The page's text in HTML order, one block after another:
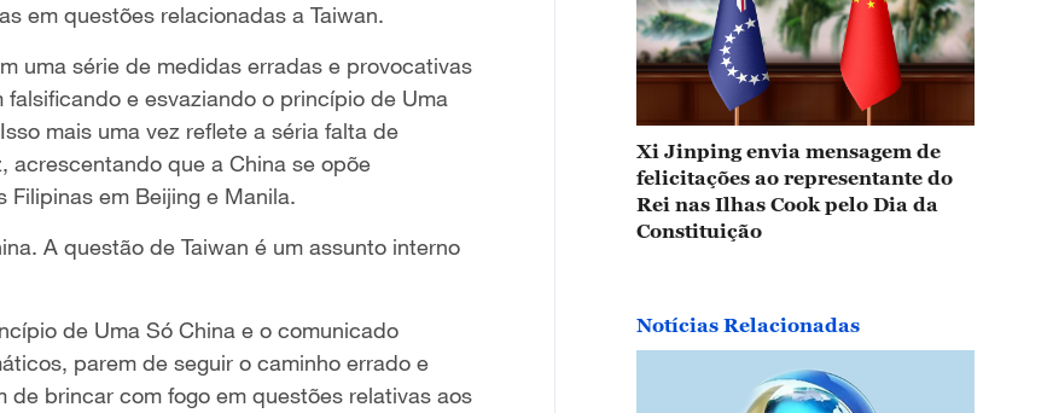
em questões relacionadas a Taiwan.
uma série de medidas erradas e provocativas
e esvaziando o princípio de Uma
mais uma vez reflete a séria falta de
acrescentando que a China se opõe
em Beijing e Manila.
A questão de Taiwan é um assunto interno
de Uma Só China e o comunicado
parem de seguir o caminho errado e
brincar com fogo em questões relativas aos
Xi Jinping envia mensagem de
felicitações ao representante do
Rei nas Ilhas Cook pelo Dia da
Constituição
Notícias Relacionadas